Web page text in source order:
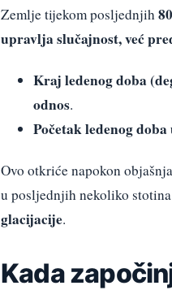
Zemlje tijekom posljednjih
upravlja slučajnost, već
Kraj ledenog doba
odnos.
Početak ledenog
Ovo otkriće napokon
u posljednjih nekoliko
glacijacije.
Kada